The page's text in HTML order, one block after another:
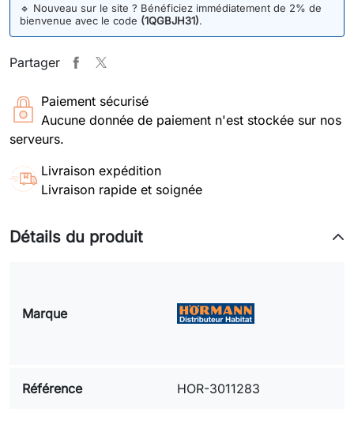
🔹 Nouveau sur le site ? Bénéficiez immédiatement de 2% de
bienvenue avec le code (1QGBJH31).
Partager
Paiement sécurisé
Aucune donnée de paiement n'est stockée sur nos
serveurs.
Livraison expédition
Livraison rapide et soignée
Détails du produit
Marque
Référence HOR-3011283